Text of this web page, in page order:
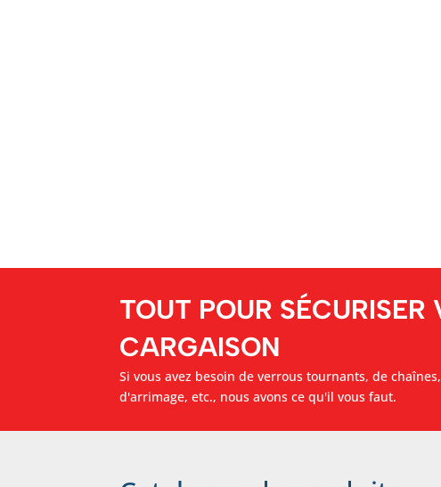
TOUT POUR SÉCURISER
CARGAISON
Si vous avez besoin de verrous tournants, de
d'arrimage, etc., nous avons ce qu'il vous faut.